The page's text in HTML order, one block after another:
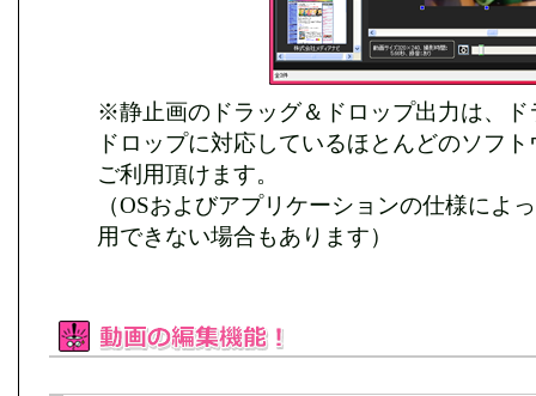
※静止画のドラッグ＆ドロップ出力は、ド
ドロップに対応しているほとんどのソフ
ご利用頂けます。
（OSおよびアプリケーションの仕様によ
用できない場合もあります）